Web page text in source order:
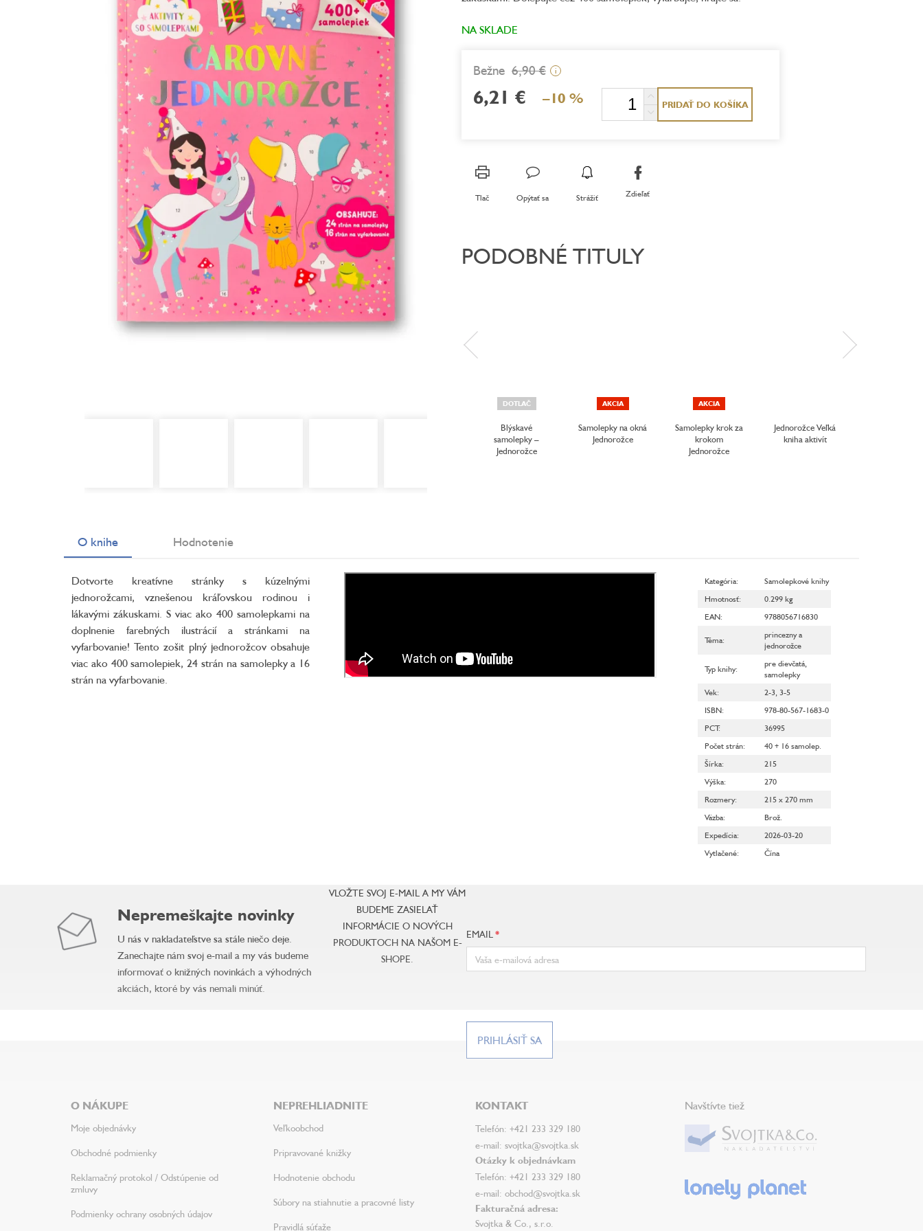
Minipédie
Aktivity / Samolepky
Rozprávky a príbehy
Lacné knihy
5
hviezdičiek.
NA SKLADE
6,90 € i
6,21 € –10 % PRIDAŤ DO KOŠÍKA
Tlač Opýtať sa Strážiť Zdieľať
PODOBNÉ TITULY
DOTLAČ
Blýskavé
samolepky –
Jednorožce
AKCIA
Samolepky na okná
Jednorožce
AKCIA
Samolepky krok za
krokom
Jednorožce
Jednorožce Veľká
kniha aktivít
O knihe Hodnotenie
Dotvorte kreatívne stránky s kúzelnými
jednorožcami, vznešenou kráľovskou rodinou i
lákavými zákuskami. S viac ako 400 samolepkami na
doplnenie farebných ilustrácií a stránkami na
vyfarbovanie! Tento zošit plný jednorožcov obsahuje
viac ako 400 samolepiek, 24 strán na samolepky a 16
strán na vyfarbovanie.
Kategória:
Samolepkové knihy
Hmotnosť:
0.299 kg
EAN: 9788056716830
Téma:
princezny a
jednorožce
Typ knihy:
pre dievčatá,
samolepky
Vek: 2-3, 3-5
ISBN:
978-80-567-1683-0
PCT:
36995
Počet strán:
40 + 16 samolep.
Šírka:
215
Výška:
270
Rozmery:
215 x 270 mm
Väzba:
Brož.
Expedícia:
2026-03-20
Vytlačené: Čína
Nepremeškajte novinky
U nás v nakladateľstve sa stále niečo deje.
Zanechajte nám svoj e-mail a my vás budeme
informovať o knižných novinkách a výhodných
akciách, ktoré by vás nemali minúť.
VLOŽTE SVOJ E-MAIL A MY VÁM
BUDEME ZASIELAŤ
INFORMÁCIE O NOVÝCH
PRODUKTOCH NA NAŠOM E-
SHOPE.
EMAIL
PRIHLÁSIŤ SA
O NÁKUPE
Moje objednávky
Obchodné podmienky
Reklamačný protokol / Odstúpenie od
zmluvy
Podmienky ochrany osobných údajov
NEPREHLIADNITE
Veľkoobchod
Pripravované knižky
Hodnotenie obchodu
Súbory na stiahnutie a pracovné listy
Pravidlá súťaže
KONTAKT
Telefón: +421 233 329 180
e-mail: svojtka@svojtka.sk
Otázky k objednávkam
Telefón: +421 233 329 180
e-mail: obchod@svojtka.sk
Fakturačná adresa:
Svojtka & Co., s.r.o.
Navštívte tiež